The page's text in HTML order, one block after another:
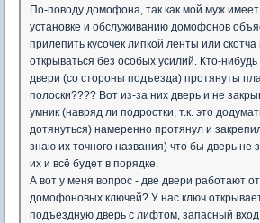
По-поводу домофона, так как мой муж
установке и обслуживанию домофонов
прилепить кусочек липкой ленты или скотча
открываться без особых усилий. Кто-
двери (со стороны подъезда) протянуты
полоски???? Вот из-за них дверь и не
умник (навряд ли подростки, т.к. это
дотянуться) намеренно протянул и
знаю их точного названия) что бы дверь не
их и всё будет в порядке.
А вот у меня вопрос - две двери работают
домофоновых ключей? У нас ключ
подъездную дверь с лифтом, запасный